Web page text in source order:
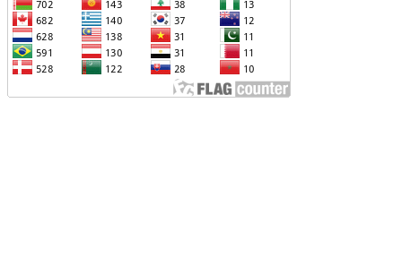
Է ՃԱՆԱՉՎԵԼ
ԻԼՀԱՄ ԱԼԻԵՎԸ ՇՆՈՐՀԱՎՈՐԵԼ Է
ՄԱԼԴԻՎՑԻ ԳՈՐԾԸՆԿԵՐ ՄՈՀԱՄՄԵԴ